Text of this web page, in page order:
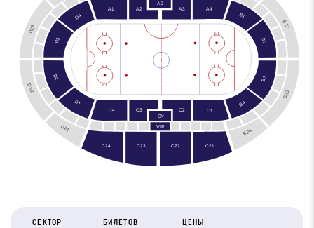
B23
B24
C21
C1
A4
B1
B2
A3
A2
A0
A1
D4
D3
B4
B3
C2
C3
C0
C4
D1
D2
C22
C23
C24
D21
D22
D23 B22
VIP
СЕКТОР БИЛЕТОВ ЦЕНЫ